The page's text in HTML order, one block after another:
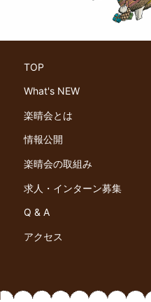
TOP
What's NEW
楽晴会とは
情報公開
楽晴会の取組み
求人・インターン募集
Q & A
アクセス